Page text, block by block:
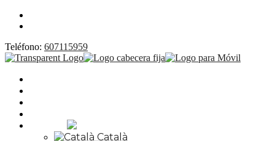
Teléfono: 607115959
Català